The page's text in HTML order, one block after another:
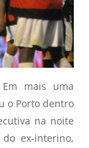
mais uma
o Porto dentro
na noite
ex-interino,